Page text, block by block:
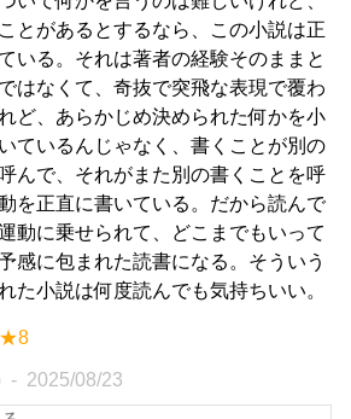
とがあるとするなら、この小説は正
いる。それは著者の経験そのままと
はなくて、奇抜で突飛な表現で覆わ
ど、あらかじめ決められた何かを小
ているんじゃなく、書くことが別の
んで、それがまた別の書くことを呼
を正直に書いている。だから読んで
動に乗せられて、どこまでもいって
感に包まれた読書になる。そういう
た小説は何度読んでも気持ちいい。
★8
2025/08/23